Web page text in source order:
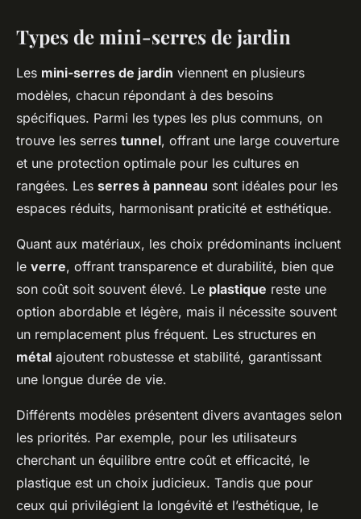
Types de mini-serres de jardin
Les mini-serres de jardin viennent en plusieurs
modèles, chacun répondant à des besoins
spécifiques. Parmi les types les plus communs, on
trouve les serres tunnel, offrant une large couverture
et une protection optimale pour les cultures en
rangées. Les serres à panneau sont idéales pour les
espaces réduits, harmonisant praticité et esthétique.
Quant aux matériaux, les choix prédominants incluent
le verre, offrant transparence et durabilité, bien que
son coût soit souvent élevé. Le plastique reste une
option abordable et légère, mais il nécessite souvent
un remplacement plus fréquent. Les structures en
métal ajoutent robustesse et stabilité, garantissant
une longue durée de vie.
Différents modèles présentent divers avantages selon
les priorités. Par exemple, pour les utilisateurs
cherchant un équilibre entre coût et efficacité, le
plastique est un choix judicieux. Tandis que pour
ceux qui privilégient la longévité et l’esthétique, le